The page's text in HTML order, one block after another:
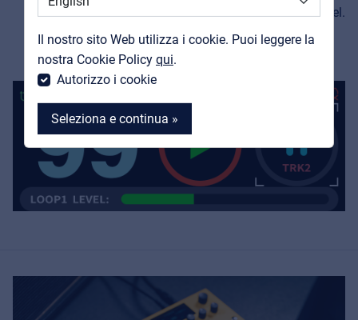
Il nostro sito Web utilizza i cookie. Puoi leggere la
nostra Cookie Policy qui.
Autorizzo i cookie
Seleziona e continua »
MyFrenex
© 2026 Frenexport SpA
Privacy
MyFrenex
pixel.